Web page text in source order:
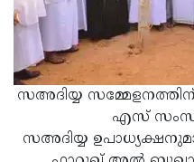
സഅദിയ്യ
എസ്
സഅദിയ്യ